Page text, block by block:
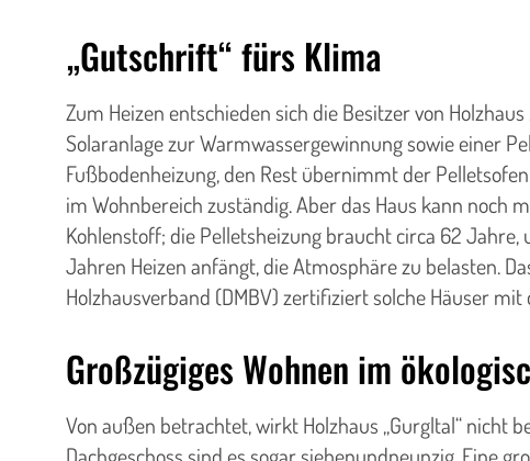
„Gutschrift“ fürs Klima
Zum Heizen entschieden sich die Besitzer von
Solaranlage zur Warmwassergewinnung sowie einer
Fußbodenheizung, den Rest übernimmt der
im Wohnbereich zuständig. Aber das Haus kann noch
Kohlenstoff; die Pelletsheizung braucht circa 62
Jahren Heizen anfängt, die Atmosphäre zu belasten.
Holzhausverband (DMBV) zertifiziert solche Häuser
Großzügiges Wohnen im
Von außen betrachtet, wirkt Holzhaus „Gurgltal“ nicht